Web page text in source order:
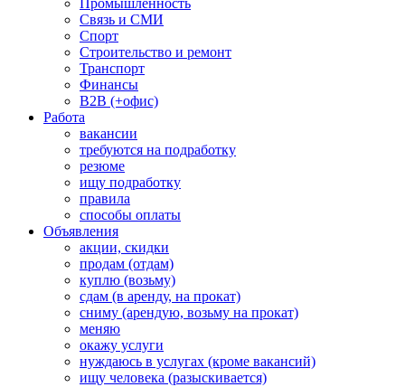
Промышленность
Связь и СМИ
Спорт
Строительство и ремонт
Транспорт
Финансы
B2B (+офис)
Работа
вакансии
требуются на подработку
резюме
ищу подработку
правила
способы оплаты
Объявления
акции, скидки
продам (отдам)
куплю (возьму)
сдам (в аренду, на прокат)
сниму (арендую, возьму на прокат)
меняю
окажу услуги
нуждаюсь в услугах (кроме вакансий)
ищу человека (разыскивается)